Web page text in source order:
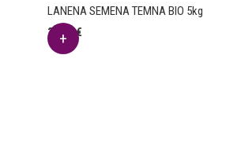
LANENA SEMENA TEMNA BIO 5kg
30.70€